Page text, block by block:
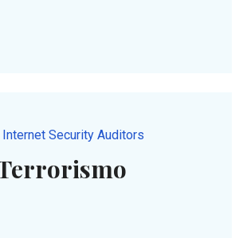
Internet Security Auditors